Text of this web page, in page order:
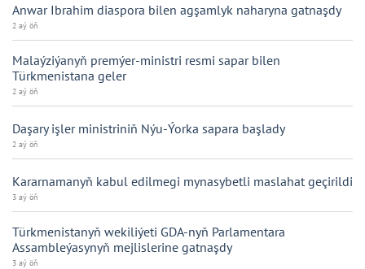
Anwar Ibrahim diaspora bilen agşamlyk naharyna gatnaşdy
2 aý öň
Malaýziýanyň premýer-ministri resmi sapar bilen
Türkmenistana geler
2 aý öň
Daşary işler ministriniň Nýu-Ýorka sapara başlady
2 aý öň
Kararnamanyň kabul edilmegi mynasybetli maslahat geçirildi
3 aý öň
Türkmenistanyň wekiliýeti GDA-nyň Parlamentara
Assambleýasynyň mejlislerine gatnaşdy
3 aý öň